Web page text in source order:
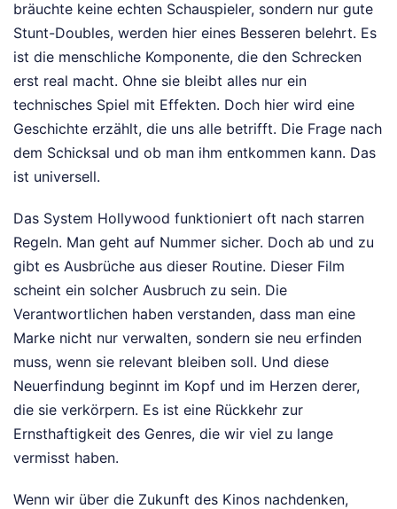
bräuchte keine echten Schauspieler, sondern nur gute
Stunt-Doubles, werden hier eines Besseren belehrt. Es
ist die menschliche Komponente, die den Schrecken
erst real macht. Ohne sie bleibt alles nur ein
technisches Spiel mit Effekten. Doch hier wird eine
Geschichte erzählt, die uns alle betrifft. Die Frage nach
dem Schicksal und ob man ihm entkommen kann. Das
ist universell.
Das System Hollywood funktioniert oft nach starren
Regeln. Man geht auf Nummer sicher. Doch ab und zu
gibt es Ausbrüche aus dieser Routine. Dieser Film
scheint ein solcher Ausbruch zu sein. Die
Verantwortlichen haben verstanden, dass man eine
Marke nicht nur verwalten, sondern sie neu erfinden
muss, wenn sie relevant bleiben soll. Und diese
Neuerfindung beginnt im Kopf und im Herzen derer,
die sie verkörpern. Es ist eine Rückkehr zur
Ernsthaftigkeit des Genres, die wir viel zu lange
vermisst haben.
Wenn wir über die Zukunft des Kinos nachdenken,